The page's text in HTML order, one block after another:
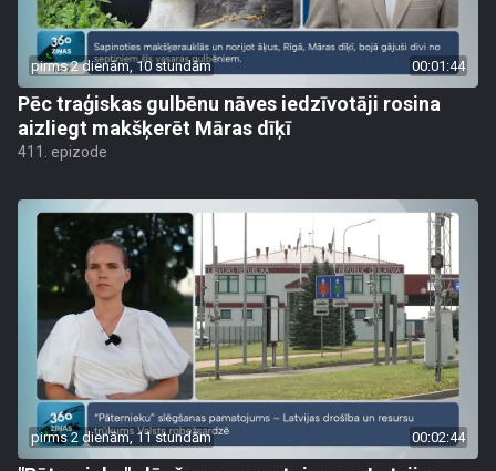
pirms 2 dienām, 10 stundām 00:01:44
Pēc traģiskas gulbēnu nāves iedzīvotāji rosina
aizliegt makšķerēt Māras dīķī
411. epizode
pirms 2 dienām, 11 stundām 00:02:44